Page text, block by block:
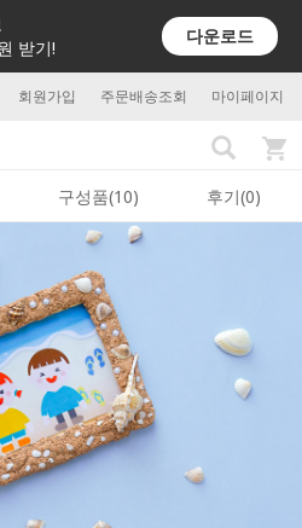
받기!
다운로드
회원가입 주문배송조회 마이페이지
구성품(10) 후기(0)